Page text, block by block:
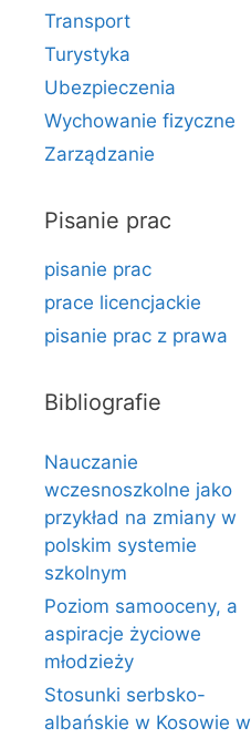
Transport
Turystyka
Ubezpieczenia
Wychowanie fizyczne
Zarządzanie
Pisanie prac
pisanie prac
prace licencjackie
pisanie prac z prawa
Bibliografie
Nauczanie
wczesnoszkolne jako
przykład na zmiany w
polskim systemie
szkolnym
Poziom samooceny, a
aspiracje życiowe
młodzieży
Stosunki serbsko-
albańskie w Kosowie w